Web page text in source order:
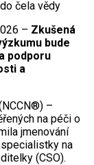
– Zkušená
bude
podporu
a
–
na péči o
jmenování
na
(CSO).